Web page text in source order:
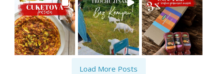
Load More Posts